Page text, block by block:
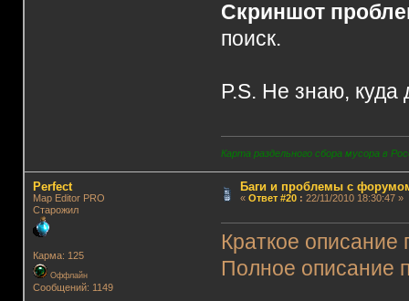
Скриншот
поиск.
P.S. Не знаю, куда
Карта раздельного сбора мусора в
Perfect
Map Editor PRO
Старожил
Карма: 125
Оффлайн
Сообщений: 1149
Баги и проблемы с
« Ответ #20: 22/11/2010 18:30:47 »
Краткое описание
Полное описание